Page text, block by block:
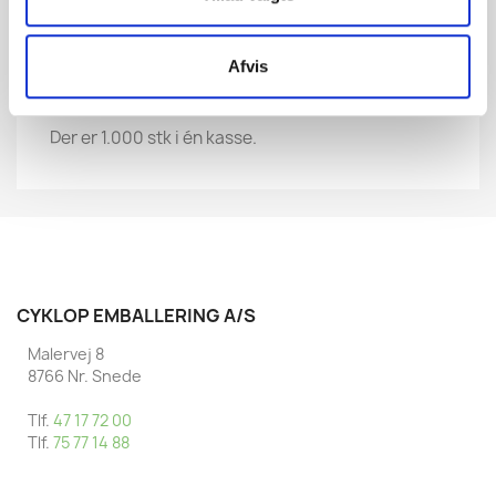
Afvis
Plombe PN 25 mm (377)
Til stålbånd
Der er 1.000 stk i én kasse.
CYKLOP EMBALLERING A/S
Malervej 8
8766 Nr. Snede
Tlf. 47 17 72 00
Tlf. 75 77 14 88